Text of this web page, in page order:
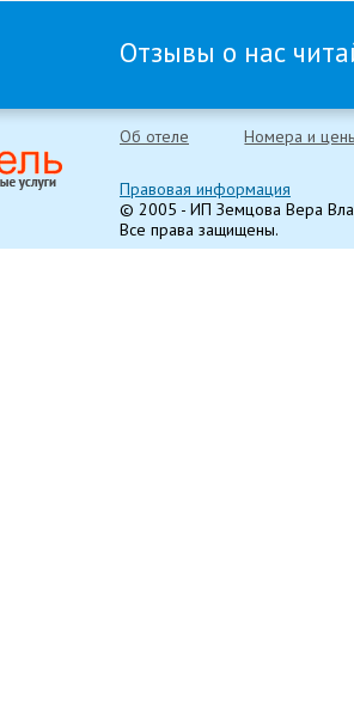
Отзывы о нас
Об отеле Номера и
Правовая информация
© 2005 - ИП Земцова Вера
Все права защищены.